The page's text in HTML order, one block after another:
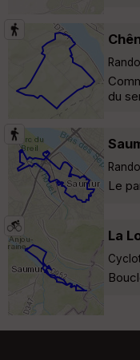
du
Le
La